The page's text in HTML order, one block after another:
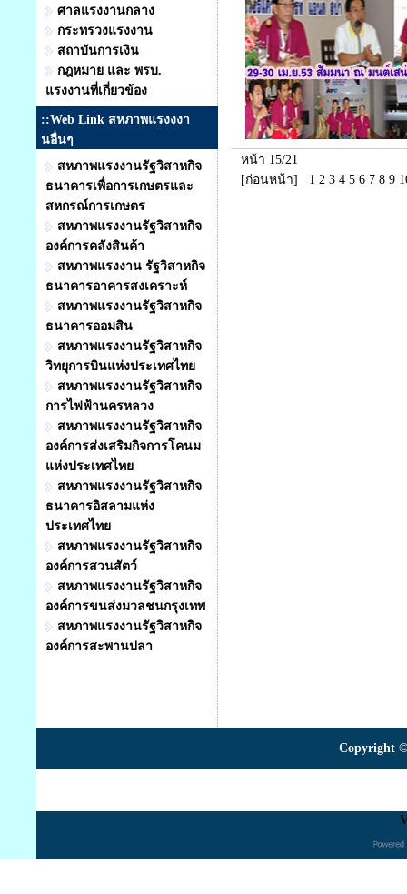
ศาลแรงงานกลาง
กระทรวงแรงงาน
สถาบันการเงิน
กฎหมาย และ พรบ.
แรงงานที่เกี่ยวข้อง
::Web Link สหภาพแรงงงา
นอื่นๆ
สหภาพแรงงานรัฐวิสาหกิจ
ธนาคารเพื่อการเกษตรและ
สหกรณ์การเกษตร
สหภาพแรงงานรัฐวิสาหกิจ
องค์การคลังสินค้า
สหภาพแรงงาน รัฐวิสาหกิจ
ธนาคารอาคารสงเคราะห์
สหภาพแรงงานรัฐวิสาหกิจ
ธนาคารออมสิน
สหภาพแรงงานรัฐวิสาหกิจ
วิทยุการบินแห่งประเทศไทย
สหภาพแรงงานรัฐวิสาหกิจ
การไฟฟ้านครหลวง
สหภาพแรงงานรัฐวิสาหกิจ
องค์การส่งเสริมกิจการโคนม
แห่งประเทศไทย
สหภาพแรงงานรัฐวิสาหกิจ
ธนาคารอิสลามแห่ง
ประเทศไทย
สหภาพแรงงานรัฐวิสาหกิจ
องค์การสวนสัตว์
สหภาพแรงงานรัฐวิสาหกิจ
องค์การขนส่งมวลชนกรุงเทพ
สหภาพแรงงานรัฐวิสาหกิจ
องค์การสะพานปลา
หน้า 15/21
[ก่อนหน้า]
1 2 3 4 5 6 7 8 9
Copyright ©